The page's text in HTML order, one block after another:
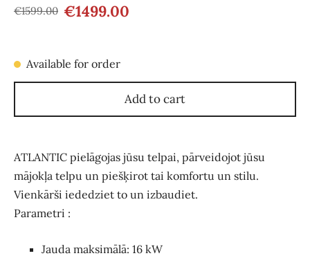
€1599.00 €1499.00
Available for order
Add to cart
ATLANTIC pielāgojas jūsu telpai, pārveidojot jūsu
mājokļa telpu un piešķirot tai komfortu un stilu.
Vienkārši iededziet to un izbaudiet.
Parametri :
Jauda maksimālā: 16 kW